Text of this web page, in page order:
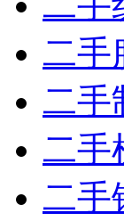
二手
二手
二手
二手